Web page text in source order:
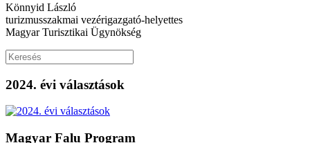
Könnyid László
turizmusszakmai vezérigazgató-helyettes
Magyar Turisztikai Ügynökség
2024. évi választások
Magyar Falu Program